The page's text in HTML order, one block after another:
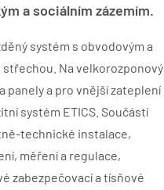
a sociálním zázemím.
systém s obvodovým a
Na velkorozponový
a pro vnější zateplení
systém ETICS. Součástí
technické instalace,
měření a regulace,
zabezpečovací a tísňové